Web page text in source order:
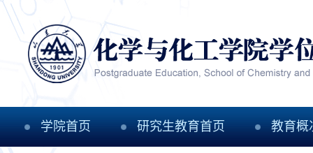
学院首页 研究生教育首页 教育概